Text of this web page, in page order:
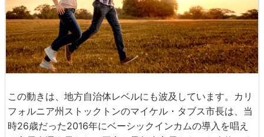
この動きは、地方自治体レベルにも波及しています。カリ
フォルニア州ストックトンのマイケル・タブス市長は、当
時26歳だった2016年にベーシックインカムの導入を唱え